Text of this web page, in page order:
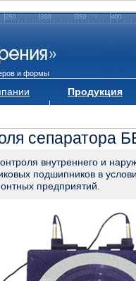
и формы
Продукция
сепаратора
внутреннего и
подшипников в
предприятий.